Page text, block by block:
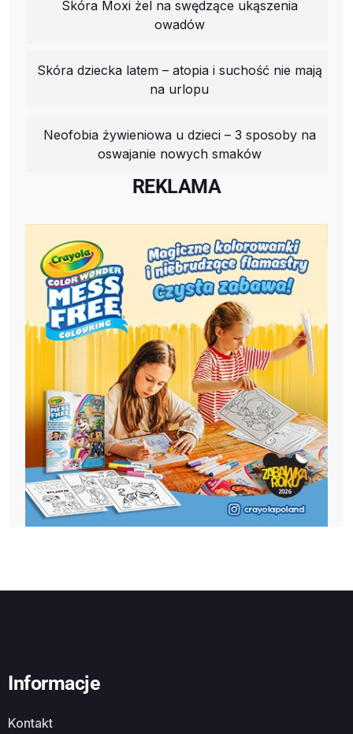
Skóra Moxi żel na swędzące ukąszenia
owadów
Skóra dziecka latem – atopia i suchość nie mają
na urlopu
Neofobia żywieniowa u dzieci – 3 sposoby na
oswajanie nowych smaków
REKLAMA
Informacje
Kontakt